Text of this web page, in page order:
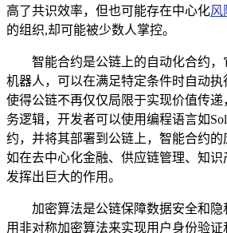
高了共识效率，但也可能存在中心化风
的组织,却可能被少数人掌控。
智能合约是公链上的自动化合约
机器人，可以在满足特定条件时自动执
使得公链不再仅仅局限于实现价值传
务逻辑，开发者可以使用编程语言如
约，并将其部署到公链上，智能合约
如在去中心化金融、供应链管理、知
发挥出巨大的作用。
加密算法是公链保障数据安全和
用非对称加密算法来实现用户身份验